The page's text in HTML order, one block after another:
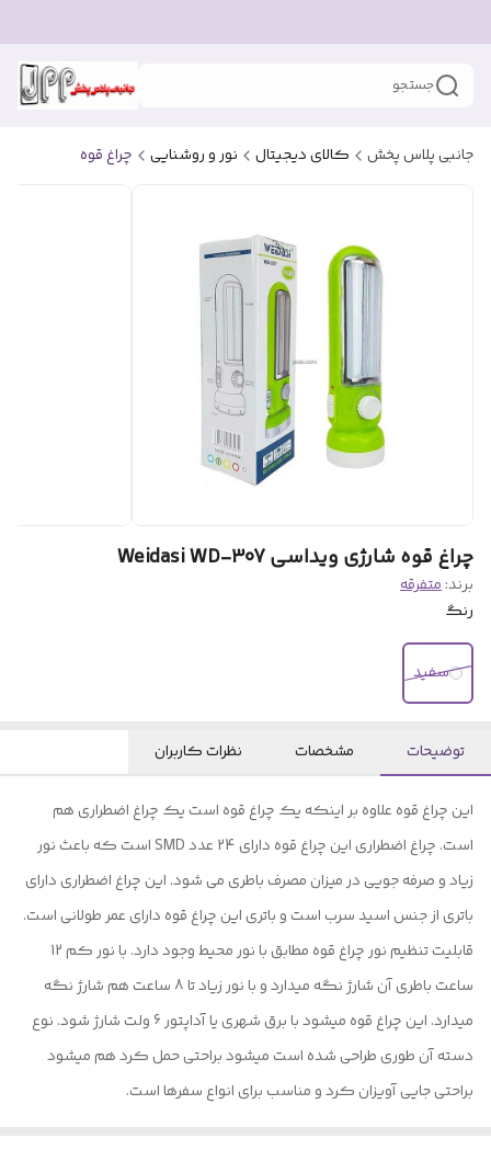
جستجو
جانبی پلاس پخش کالای دیجیتال نور و روشنایی چراغ قوه
چراغ قوه شارژی ویداسی Weidasi WD-307
برند:متفرقه
رنگ
سفید
توضیحات مشخصات نظرات کاربران
این چراغ قوه علاوه بر اینکه یک چراغ قوه است یک چراغ اضطراری هم
است. چراغ اضطراری این چراغ قوه دارای 24 عدد SMD است که باعث نور
زیاد و صرفه جویی در میزان مصرف باطری می شود. این چراغ اضطراری دارای
باتری از جنس اسید سرب است و باتری این چراغ قوه دارای عمر طولانی است.
قابلیت تنظیم نور چراغ قوه مطابق با نور محیط وجود دارد. با نور کم 12
ساعت باطری آن شارژ نگه میدارد و با نور زیاد تا 8 ساعت هم شارژ نگه
میدارد. این چراغ قوه میشود با برق شهری یا آداپتور 6 ولت شارژ شود. نوع
دسته آن طوری طراحی شده است میشود براحتی حمل کرد هم میشود
براحتی جایی آویزان کرد و مناسب برای انواع سفرها است.